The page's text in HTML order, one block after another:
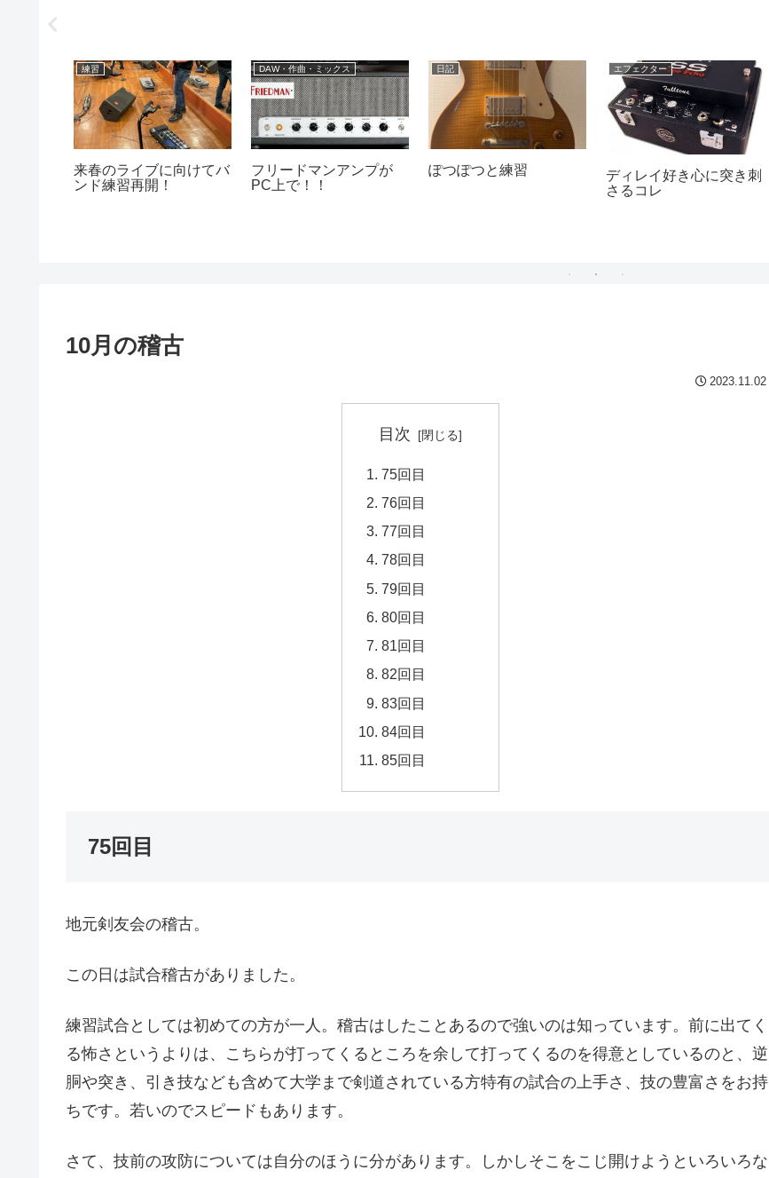
練習
来春のライブに向けてバ
ンド練習再開！
DAW・作曲・ミックス
フリードマンアンプが
PC上で！！
日記
ぽつぽつと練習
エフェクター
ディレイ好き心に突き刺
さるコレ
10月の稽古
2023.11.02
目次
75回目
76回目
77回目
78回目
79回目
80回目
81回目
82回目
83回目
84回目
85回目
75回目
地元剣友会の稽古。
この日は試合稽古がありました。
練習試合としては初めての方が一人。稽古はしたことあるので強いのは知っています。前に出てく
る怖さというよりは、こちらが打ってくるところを余して打ってくるのを得意としているのと、逆
胴や突き、引き技なども含めて大学まで剣道されている方特有の試合の上手さ、技の豊富さをお持
ちです。若いのでスピードもあります。
さて、技前の攻防については自分のほうに分があります。しかしそこをこじ開けようといろいろな